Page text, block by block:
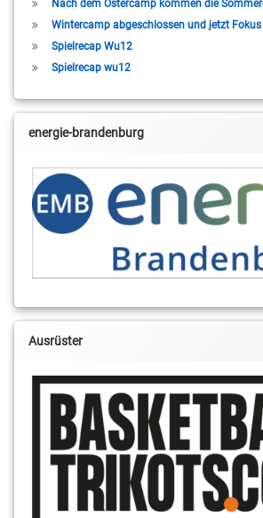
Nach dem Ostercamp kommen die
Wintercamp abgeschlossen und jetzt
Spielrecap Wu12
Spielrecap wu12
energie-brandenburg
Ausrüster